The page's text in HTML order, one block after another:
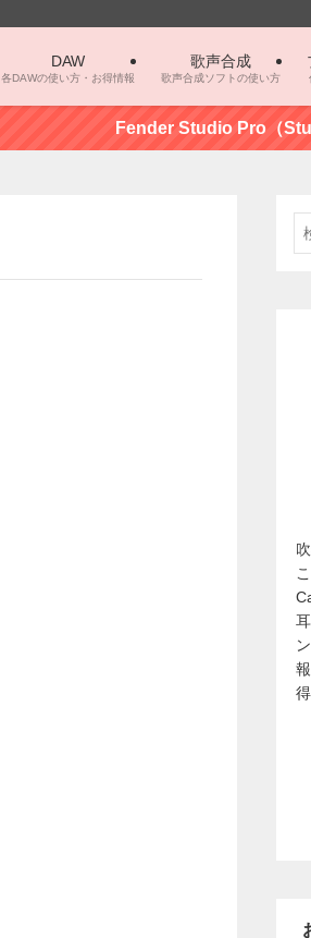
DAW
各DAWの使い方・お得情報
歌声合成
歌声合成ソフトの使い方
Fender Studio Pro（Studio